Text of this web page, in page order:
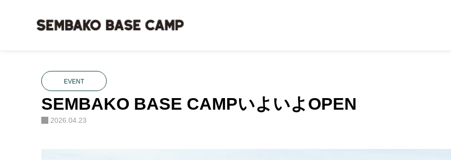
ブログ EVENT , SPECIAL SEMBAKO BASE CAMPいよいよOPEN
EVENT
SEMBAKO BASE CAMPいよいよOPEN
2026.04.23